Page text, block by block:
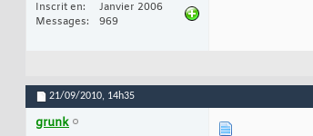
Inscrit en
Janvier 2006
Messages
969
21/09/2010, 14h35
grunk